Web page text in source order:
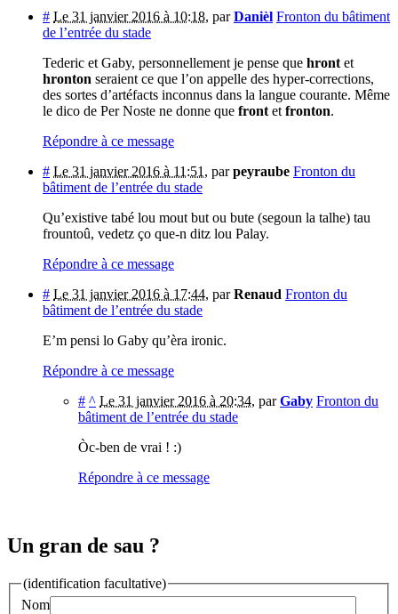
# Le 31 janvier 2016 à 10:18, parDanièl Fronton du bâtiment
de l’entrée du stade
Tederic et Gaby, personnellement je pense que hront et
hronton seraient ce que l’on appelle des hyper-corrections,
des sortes d’artéfacts inconnus dans la langue courante. Même
le dico de Per Noste ne donne que front et fronton.
Répondre à ce message
# Le 31 janvier 2016 à 11:51 , parpeyraube Fronton du
bâtiment de l’entrée du stade
Qu’existive tabé lou mout but ou bute (segoun la talhe) tau
frountoû, vedetz ço que-n ditz lou Palay.
Répondre à ce message
# Le 31 janvier 2016 à 17:44, parRenaud Fronton du
bâtiment de l’entrée du stade
E’m pensi lo Gaby qu’èra ironic.
Répondre à ce message
# ^ Le 31 janvier 2016 à 20:34, parGaby Fronton du
bâtiment de l’entrée du stade
Òc-ben de vrai ! :)
Répondre à ce message
Un gran de sau ?
(identification facultative)
Nom